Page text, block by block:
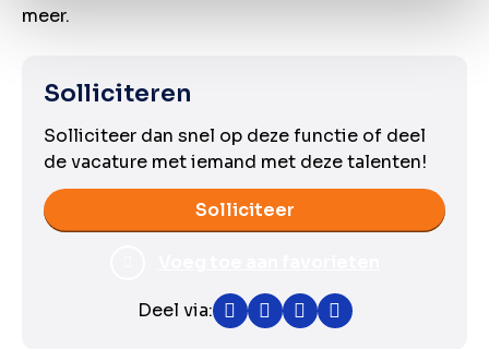
meer.
Solliciteren
Solliciteer dan snel op deze functie of deel
de vacature met iemand met deze talenten!
Deel via: Facebook
TwitterLinkedInWhatsApp
Solliciteer